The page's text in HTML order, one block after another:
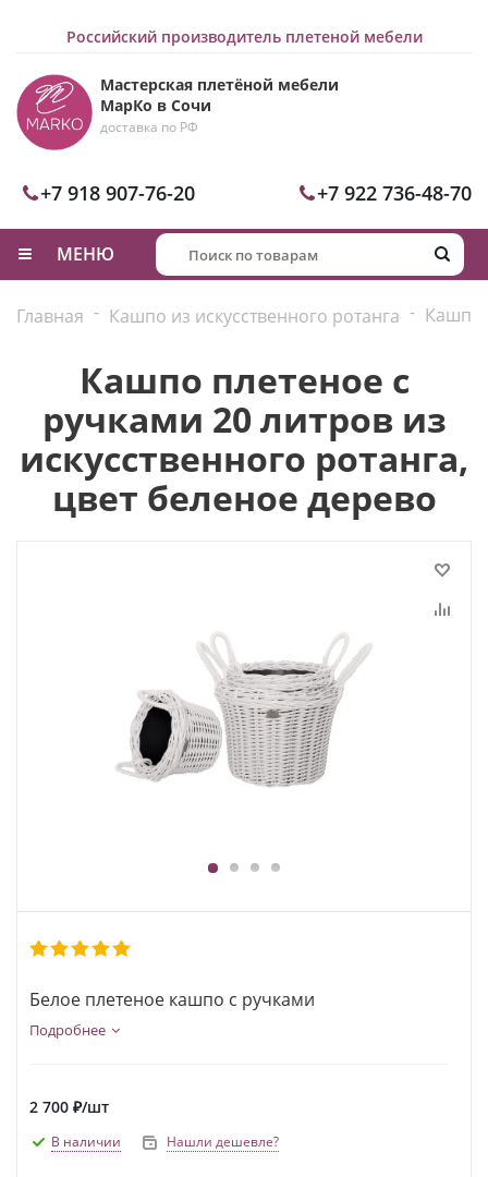
Российский производитель плетеной мебели
Мастерская плетёной мебели
МарКо в Сочи
доставка по РФ
+7 918 907-76-20 +7 922 736-48-70
МЕНЮ
Главная - Кашпо из искусственного ротанга - Кашпо
Кашпо плетеное с
ручками 20 литров из
искусственного ротанга,
цвет беленое дерево
1 2 3 4
Белое плетеное кашпо с ручками
Подробнее
2 700 ₽/шт
В наличии Нашли дешевле?